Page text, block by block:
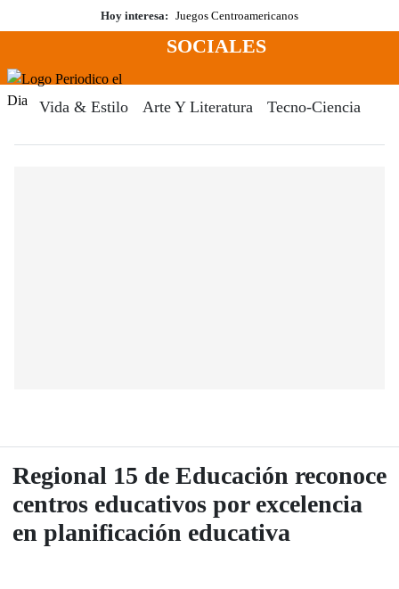
al
Hoy interesa: Juegos Centroamericanos
Menú
SOCIALES
Vida & Estilo Arte Y Literatura Tecno-Ciencia
Regional 15 de Educación reconoce
centros educativos por excelencia
en planificación educativa